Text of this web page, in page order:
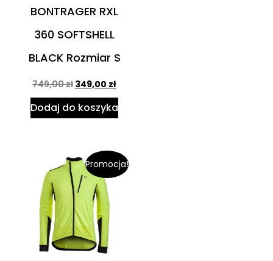
BONTRAGER RXL
360 SOFTSHELL
BLACK Rozmiar S
749,00zł 349,00 zł
Dodaj do koszyka
Promocja!